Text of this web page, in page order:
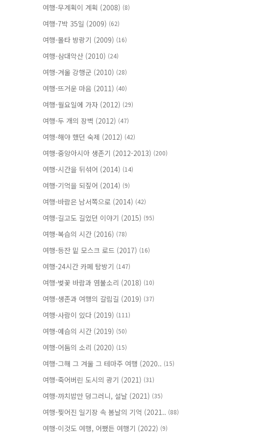
여행-무계획이 계획 (2008) (8)
여행-7박 35일 (2009) (62)
여행-몰타 방랑기 (2009) (16)
여행-삼대악산 (2010) (24)
여행-겨울 강행군 (2010) (28)
여행-뜨거운 마음 (2011) (40)
여행-월요일에 가자 (2012) (29)
여행-두 개의 장벽 (2012) (47)
여행-해야 했던 숙제 (2012) (42)
여행-중앙아시아 생존기 (2012-2013) (200)
여행-시간을 뒤섞어 (2014) (14)
여행-기억을 되짚어 (2014) (9)
여행-바람은 남서쪽으로 (2014) (42)
여행-길고도 길었던 이야기 (2015) (95)
여행-복습의 시간 (2016) (78)
여행-등잔 밑 모스크 로드 (2017) (16)
여행-24시간 카페 탐방기 (147)
여행-벚꽃 바람과 염불소리 (2018) (10)
여행-생존과 여행의 갈림길 (2019) (37)
여행-사람이 있다 (2019) (111)
여행-예습의 시간 (2019) (50)
여행-어둠의 소리 (2020) (15)
여행-그해 그 겨울 그 테마주 여행 (2020.. (15)
여행-죽어버린 도시의 광기 (2021) (31)
여행-까치밥만 덩그러니, 설날 (2021) (35)
여행-찢어진 일기장 속 봄날의 기억 (2021.. (88)
여행-이것도 여행, 어쨌든 여행기 (2022) (9)